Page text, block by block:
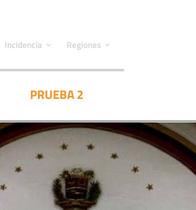
Incidencia Regiones
PRUEBA 2